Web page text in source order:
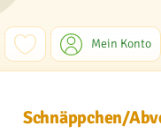
Mein Konto
Schnäppchen/